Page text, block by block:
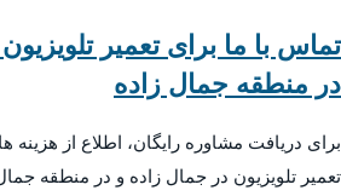
تماس با ما برای تعمیر
در منطقه جمال زاده
برای دریافت مشاوره رایگان، اطلاع از هزینه
تعمیر تلویزیون در جمال زاده و در منطقه